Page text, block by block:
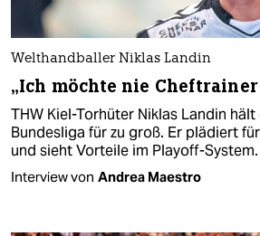
Welthandballer Niklas Landin
„Ich möchte nie Cheftrainer
THW Kiel-Torhüter Niklas Landin
Bundesliga für zu groß. Er plädiert
und sieht Vorteile im Playoff-System.
Interview von Andrea Maestro